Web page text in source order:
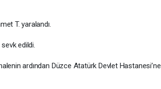
T. yaralandı.
edildi.
ardından Düzce Atatürk Devlet Hastanesi’ne